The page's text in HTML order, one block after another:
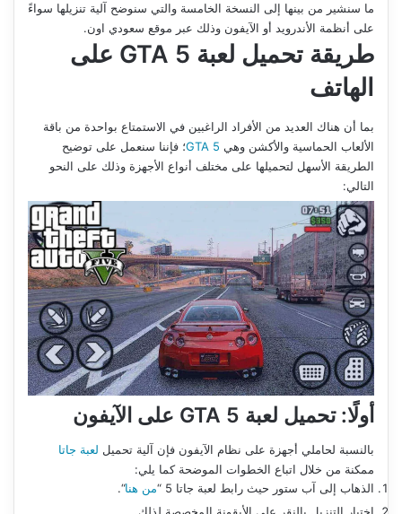
ما سنشير من بينها إلى النسخة الخامسة والتي سنوضح آلية تنزيلها سواءً
على أنظمة الأندرويد أو الآيفون وذلك عبر موقع سعودي اون.
طريقة تحميل لعبة GTA 5 على
الهاتف
بما أن هناك العديد من الأفراد الراغبين في الاستمتاع بواحدة من باقة
الألعاب الحماسية والأكشن وهي GTA 5؛ فإننا سنعمل على توضيح
الطريقة الأسهل لتحميلها على مختلف أنواع الأجهزة وذلك على النحو
التالي:
أولًا: تحميل لعبة GTA 5 على الآيفون
بالنسبة لحاملي أجهزة على نظام الآيفون فإن آلية تحميل لعبة جاتا
ممكنة من خلال اتباع الخطوات الموضحة كما يلي:
الذهاب إلى آب ستور حيث رابط لعبة جاتا 5 “
من هنا“.